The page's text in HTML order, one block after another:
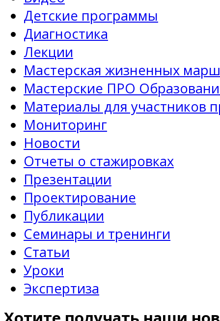
Детские программы
Диагностика
Лекции
Мастерская жизненных
Мастерские ПРО
Материалы для участников
Мониторинг
Новости
Отчеты о стажировках
Презентации
Проектирование
Публикации
Семинары и тренинги
Статьи
Уроки
Экспертиза